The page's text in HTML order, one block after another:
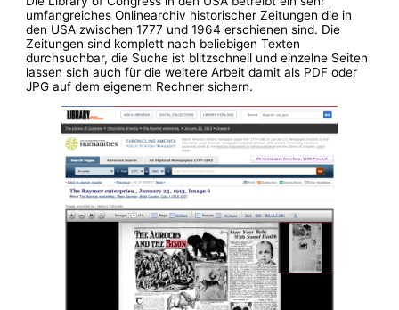
umfangreiches Onlinearchiv historischer Zeitungen die in
den USA zwischen 1777 und 1964 erschienen sind. Die
Zeitungen sind komplett nach beliebigen Texten
durchsuchbar, die Suche ist blitzschnell und einzelne Seiten
lassen sich auch für die weitere Arbeit damit als PDF oder
JPG auf dem eigenem Rechner sichern.